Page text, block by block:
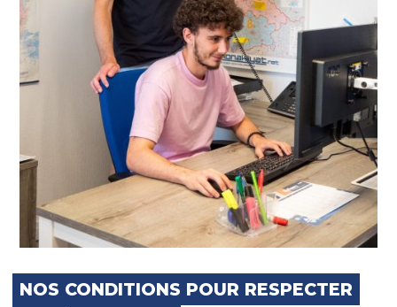
NOS CONDITIONS POUR RESPECTER